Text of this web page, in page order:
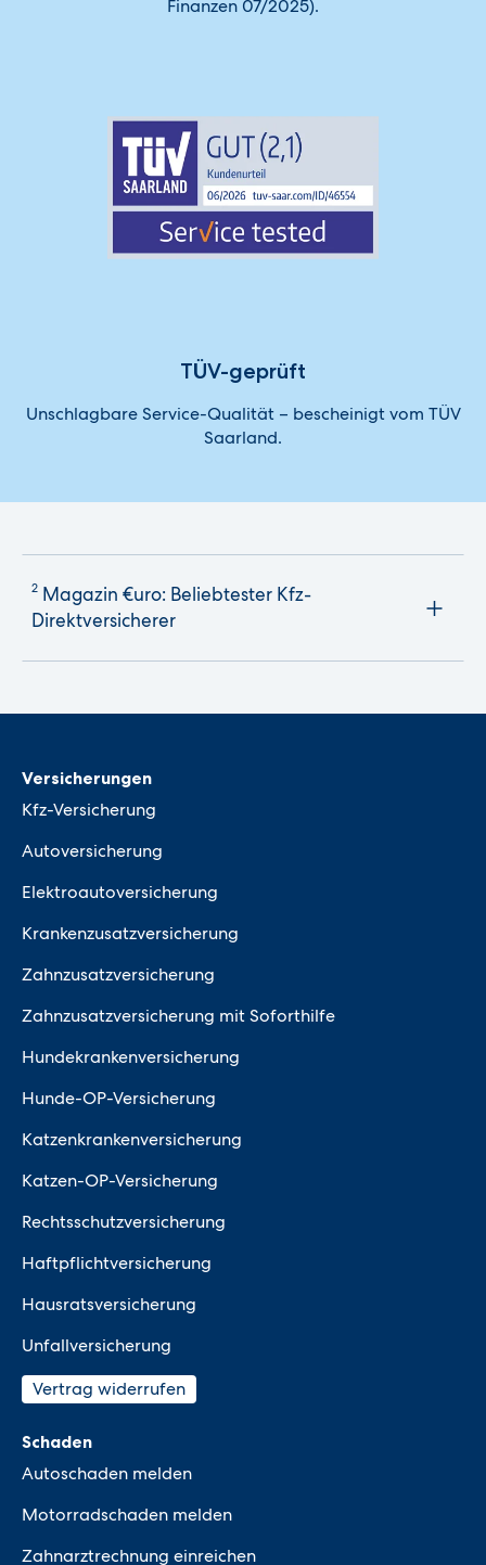
Finanzen 07/2025).
TÜV-geprüft
Unschlagbare Service-Qualität – bescheinigt vom TÜV
Saarland.
2 Magazin €uro: Beliebtester Kfz-
Direktversicherer
Versicherungen
Kfz-Versicherung
Autoversicherung
Elektroautoversicherung
Krankenzusatzversicherung
Zahnzusatzversicherung
Zahnzusatzversicherung mit Soforthilfe
Hundekrankenversicherung
Hunde-OP-Versicherung
Katzenkrankenversicherung
Katzen-OP-Versicherung
Rechtsschutzversicherung
Haftpflichtversicherung
Hausratsversicherung
Unfallversicherung
Vertrag widerrufen
Schaden
Autoschaden melden
Motorradschaden melden
Zahnarztrechnung einreichen